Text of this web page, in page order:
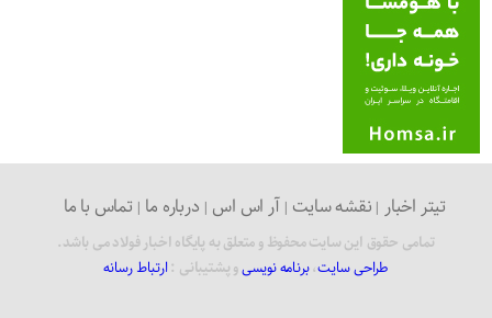
تیتر اخبار نقشه سایت آر اس اس درباره ما تماس با ما
تمامی حقوق این سایت محفوظ و متعلق به پایگاه اخبار فولاد می باشد.
طراحی سایت،برنامه نویسیو پشتیبانی :ارتباط رسانه